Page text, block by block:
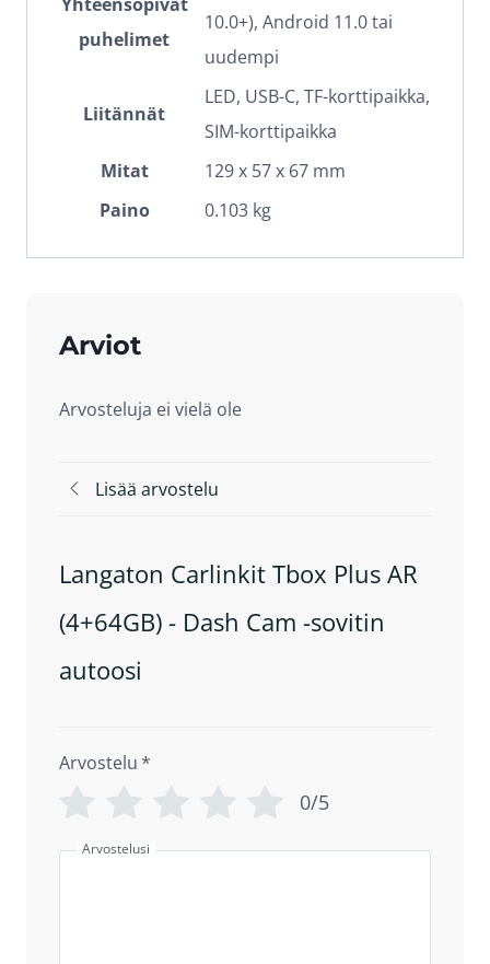
puhelimet
10.0+), Android 11.0 tai
uudempi
Liitännät
LED, USB-C, TF-korttipaikka,
SIM-korttipaikka
Mitat
129 x 57 x 67 mm
Paino
0.103 kg
Arviot
Arvosteluja ei vielä ole
Lisää arvostelu
Langaton Carlinkit Tbox Plus AR
(4+64GB) - Dash Cam -sovitin
autoosi
Arvostelu *
0/5
Arvostelusi